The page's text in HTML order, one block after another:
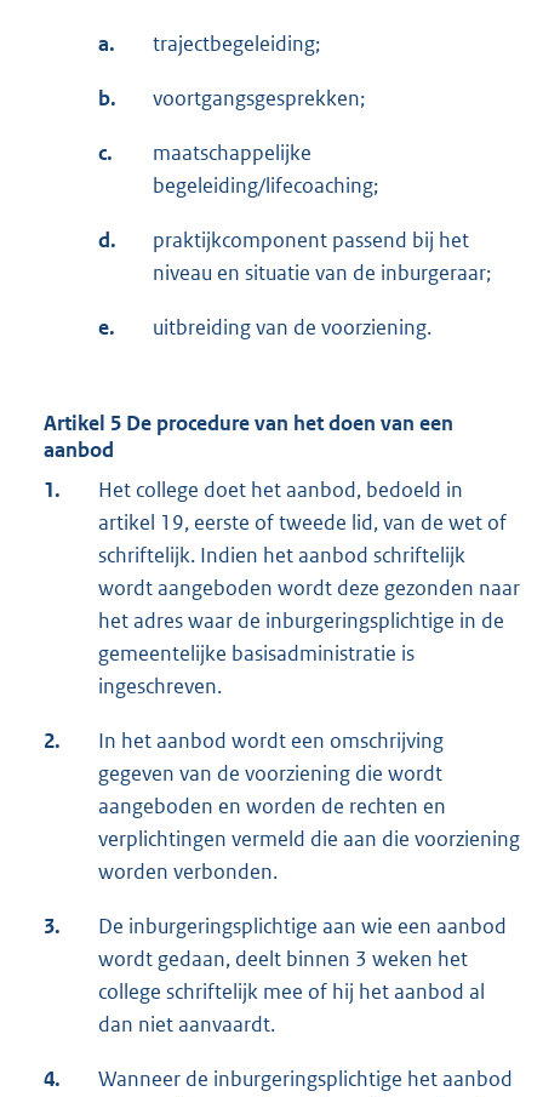
a. trajectbegeleiding;
b. voortgangsgesprekken;
c.
maatschappelijke
begeleiding/lifecoaching;
d.
praktijkcomponent passend bij het
niveau en situatie van de inburgeraar;
e. uitbreiding van de voorziening.
Artikel 5 De procedure van het doen van een
aanbod
1.
Het college doet het aanbod, bedoeld in
artikel 19, eerste of tweede lid, van de wet of
schriftelijk. Indien het aanbod schriftelijk
wordt aangeboden wordt deze gezonden naar
het adres waar de inburgeringsplichtige in de
gemeentelijke basisadministratie is
ingeschreven.
2.
In het aanbod wordt een omschrijving
gegeven van de voorziening die wordt
aangeboden en worden de rechten en
verplichtingen vermeld die aan die voorziening
worden verbonden.
3.
De inburgeringsplichtige aan wie een aanbod
wordt gedaan, deelt binnen 3 weken het
college schriftelijk mee of hij het aanbod al
dan niet aanvaardt.
4.
Wanneer de inburgeringsplichtige het aanbod